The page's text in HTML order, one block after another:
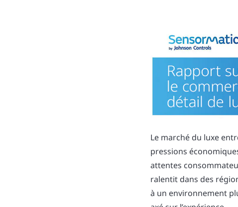
Le marché du luxe
pressions
attentes
ralentit dans des
à un environnement